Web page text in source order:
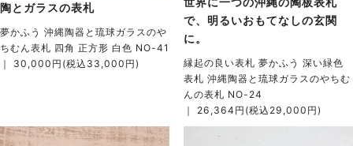
陶とガラスの表札
夢かふう 沖縄陶器と琉球ガラスのや
ちむん表札 四角 正方形 白色 NO-41
｜ 30,000円(税込33,000円)
で、明るいおもてなしの玄関
に。
縁起の良い表札 夢かふう 深い緑色
表札 沖縄陶器と琉球ガラスのやちむ
んの表札 NO-24
｜ 26,364円(税込29,000円)